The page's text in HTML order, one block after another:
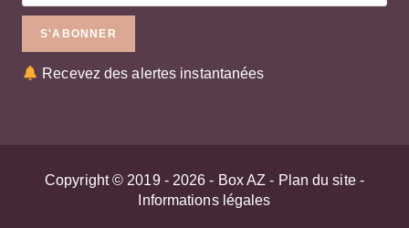
Recevez des alertes instantanées
Copyright © 2019 - 2026 - Box AZ - Plan du site-
Informations légales